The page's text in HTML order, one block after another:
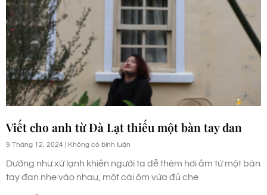
Viết cho anh từ Đà Lạt thiếu một bàn tay đan
9 Tháng 12, 2024 Không có bình luận
Dường như xứ lạnh khiến người ta dễ thèm hơi ấm từ một bàn
tay đan nhẹ vào nhau, một cái ôm vừa đủ che